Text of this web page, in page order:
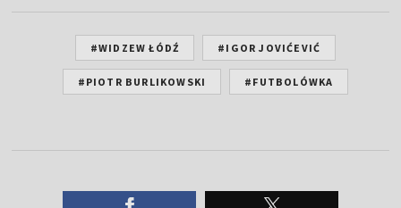
#WIDZEW ŁÓDŹ #IGOR JOVIĆEVIĆ
#PIOTR BURLIKOWSKI #FUTBOLÓWKA